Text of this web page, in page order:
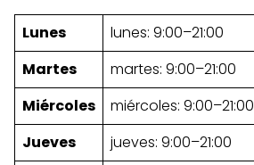
Lunes
lunes: 9:00–21:00
Martes
martes: 9:00–21:00
Miércoles
miércoles: 9:00–21:00
Jueves
jueves: 9:00–21:00